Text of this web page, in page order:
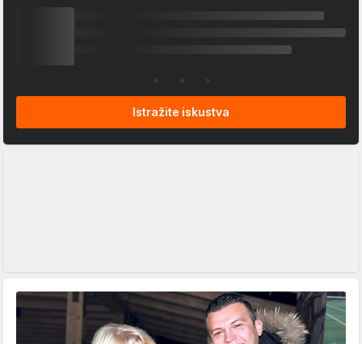
Istražite iskustva